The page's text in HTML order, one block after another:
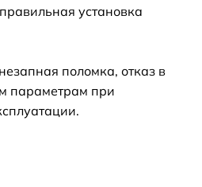
установка
поломка, отказ в
параметрам при